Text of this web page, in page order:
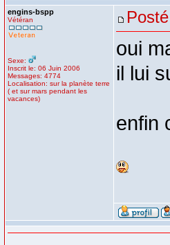
engins-bspp
Vétéran
Sexe:
Inscrit le: 06 Juin 2006
Messages: 4774
Localisation: sur la planète terre
( et sur mars pendant les
vacances)
oui
il lui
enfin